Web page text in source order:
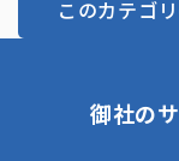
レーム処理などに
のどちらにも対
このカテゴ
御社の